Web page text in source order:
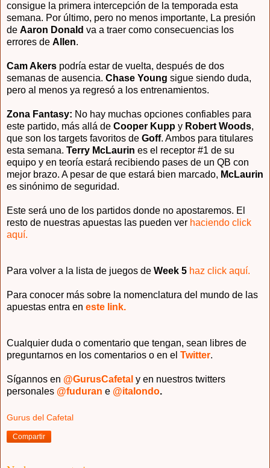
consigue la primera intercepción de la temporada esta
semana. Por último, pero no menos importante, La presión
de Aaron Donald va a traer como consecuencias los
errores de Allen.
Cam Akers podría estar de vuelta, después de dos
semanas de ausencia. Chase Young sigue siendo duda,
pero al menos ya regresó a los entrenamientos.
Zona Fantasy: No hay muchas opciones confiables para
este partido, más allá de Cooper Kupp y Robert Woods,
que son los targets favoritos de Goff. Ambos para titulares
esta semana. Terry McLaurin es el receptor #1 de su
equipo y en teoría estará recibiendo pases de un QB con
mejor brazo. A pesar de que estará bien marcado, McLaurin
es sinónimo de seguridad.
Este será uno de los partidos donde no apostaremos. El
resto de nuestras apuestas las pueden ver haciendo click
aquí.
Para volver a la lista de juegos de Week 5 haz click aquí.
Para conocer más sobre la nomenclatura del mundo de las
apuestas entra en este link.
Cualquier duda o comentario que tengan, sean libres de
preguntarnos en los comentarios o en el Twitter.
Sígannos en @GurusCafetal y en nuestros twitters
personales @fuduran e @italondo.
Gurus del Cafetal
Compartir